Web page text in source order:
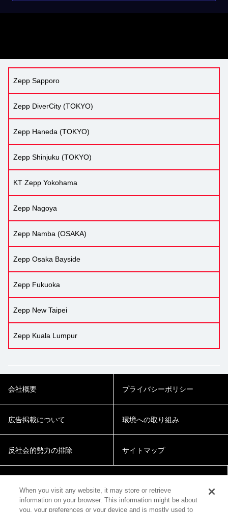
Zepp Sapporo
Zepp DiverCity (TOKYO)
Zepp Haneda (TOKYO)
Zepp Shinjuku (TOKYO)
KT Zepp Yokohama
Zepp Nagoya
Zepp Namba (OSAKA)
Zepp Osaka Bayside
Zepp Fukuoka
Zepp New Taipei
Zepp Kuala Lumpur
会社概要 プライバシーポリシー
広告掲載について 環境への取り組み
反社会的勢力の排除 サイトマップ
When you visit any website, it may store or retrieve
information on your browser. This information might be about
you, your preferences or your device and is mostly used to